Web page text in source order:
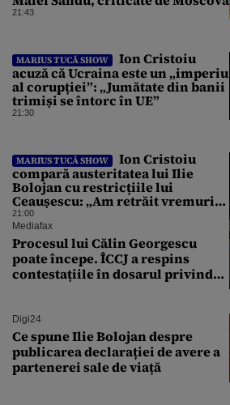
21:43
MARIUS TUCĂ SHOW
Ion Cristoiu
acuză că Ucraina este un „imperiu
al corupției”: „Jumătate din banii
trimiși se întorc în UE”
21:30
MARIUS TUCĂ SHOW
Ion Cristoiu
compară austeritatea lui Ilie
Bolojan cu restricțiile lui
Ceaușescu: „Am retrăit vremurile
tinereții”
21:00
Mediafax
Procesul lui Călin Georgescu
poate începe. ÎCCJ a respins
contestațiile în dosarul privind
Digi24
Ce spune Ilie Bolojan despre
publicarea declarației de avere a
partenerei sale de viață